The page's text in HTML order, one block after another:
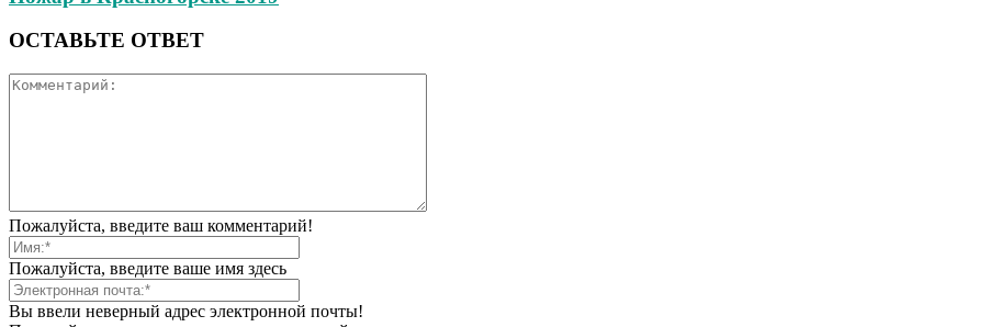
ОСТАВЬТЕ ОТВЕТ
Пожалуйста, введите ваш комментарий!
Пожалуйста, введите ваше имя здесь
Вы ввели неверный адрес электронной почты!